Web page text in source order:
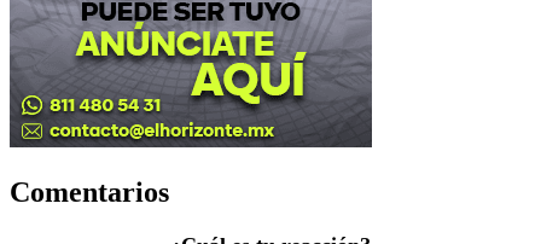
Comentarios